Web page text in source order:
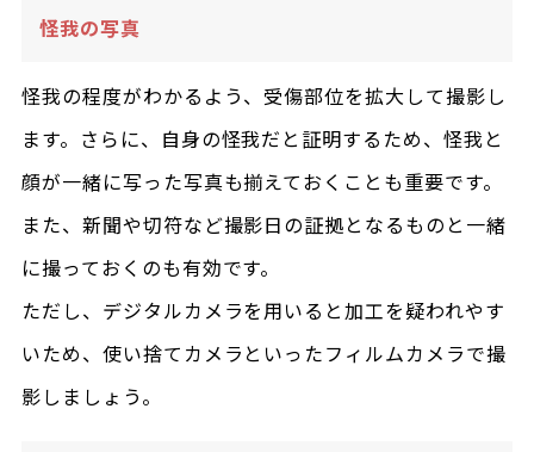
怪我の写真
怪我の程度がわかるよう、受傷部位を拡大して撮影し
ます。さらに、自身の怪我だと証明するため、怪我と
顔が一緒に写った写真も揃えておくことも重要です。
また、新聞や切符など撮影日の証拠となるものと一緒
に撮っておくのも有効です。
ただし、デジタルカメラを用いると加工を疑われやす
いため、使い捨てカメラといったフィルムカメラで撮
影しましょう。